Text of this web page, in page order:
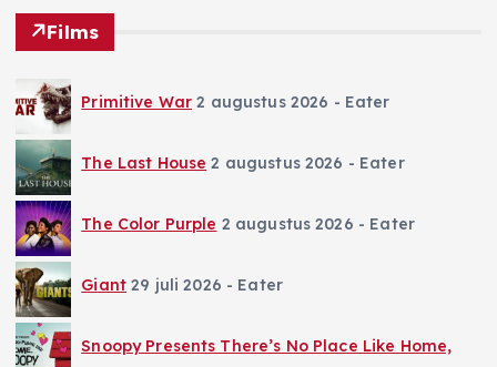
Films
Primitive War 2 augustus 2026 - Eater
The Last House 2 augustus 2026 - Eater
The Color Purple 2 augustus 2026 - Eater
Giant 29 juli 2026 - Eater
Snoopy Presents There’s No Place Like Home,